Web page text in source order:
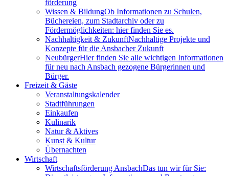
förderung
Wissen & BildungOb Informationen zu Schulen,
Büchereien, zum Stadtarchiv oder zu
Fördermöglichkeiten: hier finden Sie es.
Nachhaltigkeit & ZukunftNachhaltige Projekte und
Konzepte für die Ansbacher Zukunft
NeubürgerHier finden Sie alle wichtigen Informationen
für neu nach Ansbach gezogene Bürgerinnen und
Bürger.
Freizeit & Gäste
Veranstaltungskalender
Stadtführungen
Einkaufen
Kulinarik
Natur & Aktives
Kunst & Kultur
Übernachten
Wirtschaft
Wirtschaftsförderung AnsbachDas tun wir für Sie: